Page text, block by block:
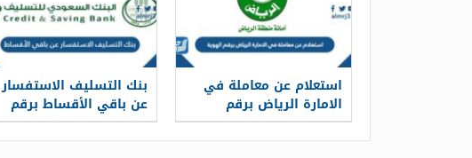
استعلام عن معاملة في
الامارة الرياض برقم
الهوية 1448
بنك التسليف الاستفسار
عن باقي الأقساط برقم
الهوية 1448